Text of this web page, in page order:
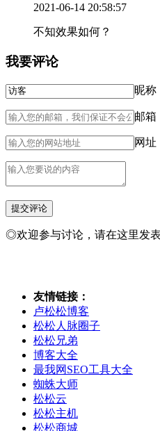
2021-06-14 20:58:57
不知效果如何？
我要评论
昵称
邮箱
网址
◎欢迎参与讨论，请在这里发
友情链接：
卢松松博客
松松人脉圈子
松松兄弟
博客大全
最我网SEO工具大全
蜘蛛大师
松松云
松松主机
松松商城